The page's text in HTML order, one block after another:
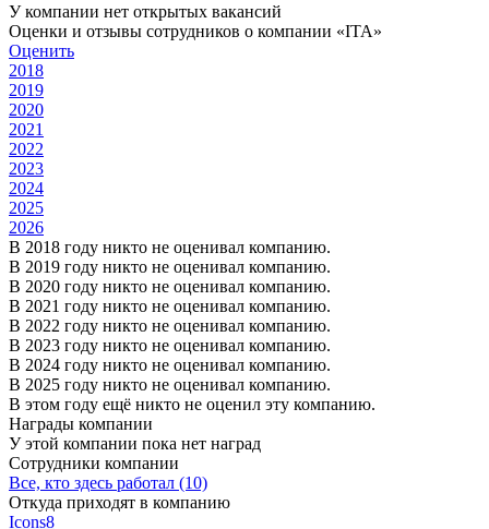
У компании нет открытых вакансий
Оценки и отзывы сотрудников о компании «ITA»
Оценить
2018
2019
2020
2021
2022
2023
2024
2025
2026
В 2018 году никто не оценивал компанию.
В 2019 году никто не оценивал компанию.
В 2020 году никто не оценивал компанию.
В 2021 году никто не оценивал компанию.
В 2022 году никто не оценивал компанию.
В 2023 году никто не оценивал компанию.
В 2024 году никто не оценивал компанию.
В 2025 году никто не оценивал компанию.
В этом году ещё никто не оценил эту компанию.
Награды компании
У этой компании пока нет наград
Сотрудники компании
Все, кто здесь работал (10)
Откуда приходят в компанию
Icons8